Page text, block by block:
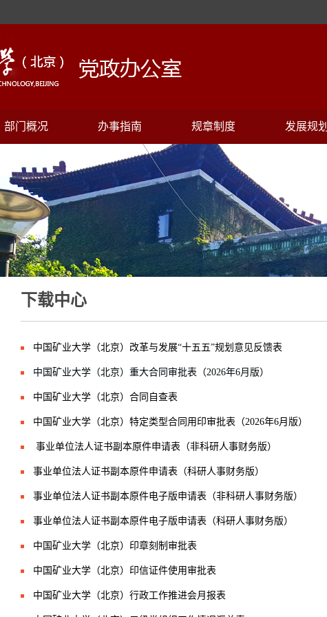
部门概况 办事指南 规章制度 发展规划
下载中心
中国矿业大学（北京）改革与发展“十五五”规划意见反馈表
中国矿业大学（北京）重大合同审批表（2026年6月版）
中国矿业大学（北京）合同自查表
​中国矿业大学（北京）特定类型合同用印审批表（2026年6月版）
​ 事业单位法人证书副本原件申请表（非科研人事财务版）
事业单位法人证书副本原件申请表（科研人事财务版）
事业单位法人证书副本原件电子版申请表（非科研人事财务版）
事业单位法人证书副本原件电子版申请表（科研人事财务版）
中国矿业大学（北京）印章刻制审批表
中国矿业大学（北京）印信证件使用审批表
中国矿业大学（北京）行政工作推进会月报表